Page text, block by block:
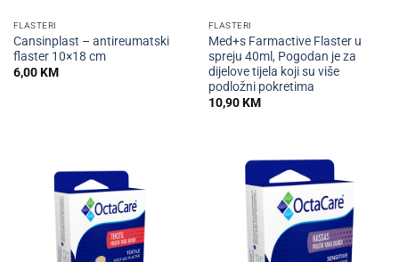
FLASTERI
Cansinplast – antireumatski
flaster 10×18 cm
6,00KM
FLASTERI
Med+s Farmactive Flaster u
spreju 40ml, Pogodan je za
dijelove tijela koji su više
podložni pokretima
10,90KM